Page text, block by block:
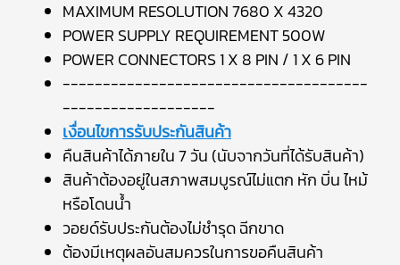
MAXIMUM RESOLUTION 7680 X 4320
POWER SUPPLY REQUIREMENT 500W
POWER CONNECTORS 1 X 8 PIN / 1 X 6 PIN
--------------------------------------
-------------------
เงื่อนไขการรับประกันสินค้า
คืนสินค้าได้ภายใน 7 วัน (นับจากวันที่ได้รับสินค้า)
สินค้าต้องอยู่ในสภาพสมบูรณ์ไม่แตก หัก บิ่น ไหม้
หรือโดนน้ำ
วอยด์รับประกันต้องไม่ชำรุด ฉีกขาด
ต้องมีเหตุผลอันสมควรในการขอคืนสินค้า